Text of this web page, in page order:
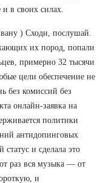
и в своих силах.
) Сходи, послушай.
их пород, попали
примерно 32 тысячи
цели обеспечение не
без комиссий без
онлайн-заявка на
политики
антидопинговых
и сделала это
раз вся музыка — от
и